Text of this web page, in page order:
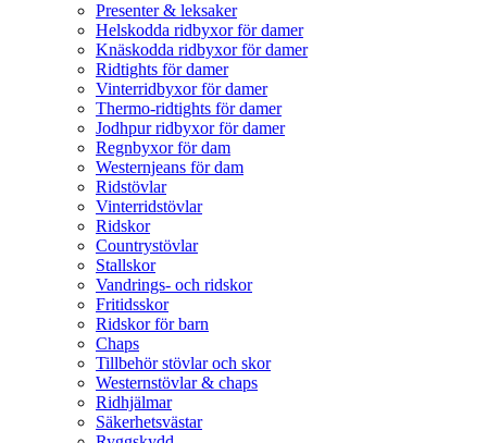
Presenter & leksaker
Helskodda ridbyxor för damer
Knäskodda ridbyxor för damer
Ridtights för damer
Vinterridbyxor för damer
Thermo-ridtights för damer
Jodhpur ridbyxor för damer
Regnbyxor för dam
Westernjeans för dam
Ridstövlar
Vinterridstövlar
Ridskor
Countrystövlar
Stallskor
Vandrings- och ridskor
Fritidsskor
Ridskor för barn
Chaps
Tillbehör stövlar och skor
Westernstövlar & chaps
Ridhjälmar
Säkerhetsvästar